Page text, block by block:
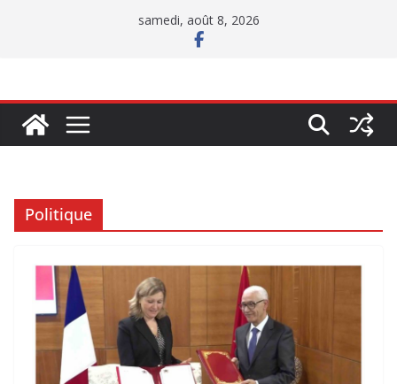
samedi, août 8, 2026
Politique